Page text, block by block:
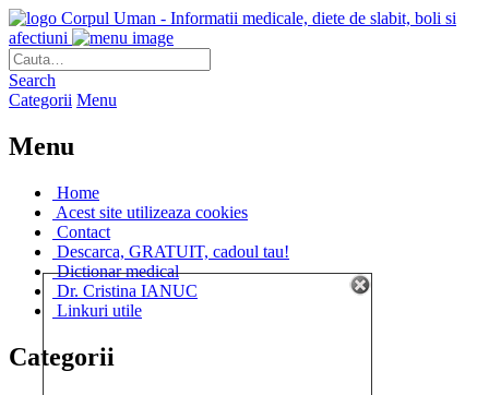
Corpul Uman - Informatii medicale, diete de slabit, boli si
afectiuni
Search
Categorii Menu
Menu
Home
Acest site utilizeaza cookies
Contact
Descarca, GRATUIT, cadoul tau!
Dictionar medical
Dr. Cristina IANUC
Linkuri utile
Categorii